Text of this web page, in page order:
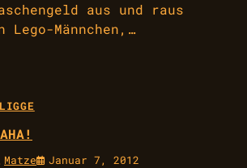
aus und raus
Lego-Männchen,…
Matze Januar 7, 2012